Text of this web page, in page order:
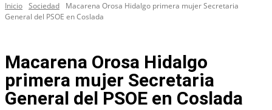
Inicio Sociedad
Macarena Orosa Hidalgo primera mujer Secretaria
General del PSOE en Coslada
Macarena Orosa Hidalgo
primera mujer Secretaria
General del PSOE en Coslada